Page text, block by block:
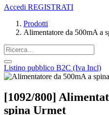
Accedi REGISTRATI
Prodotti
Alimentatore da 500mA a
Listino pubblico B2C (Iva Incl)
[1092/800]
spina Urmet